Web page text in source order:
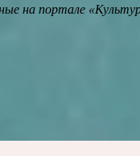
на портале